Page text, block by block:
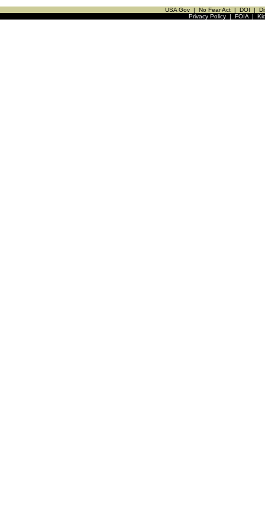
USA Gov | No Fear Act | DOI |
Privacy Policy| FOIA|